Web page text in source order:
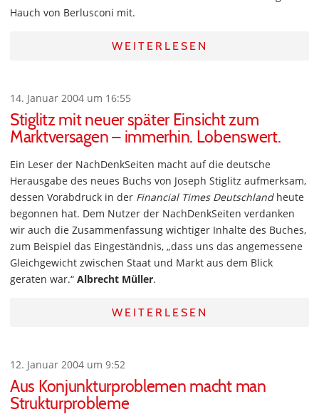
Hauch von Berlusconi mit.
WEITERLESEN
14. Januar 2004 um 16:55
Stiglitz mit neuer später Einsicht zum
Marktversagen – immerhin. Lobenswert.
Ein Leser der NachDenkSeiten macht auf die deutsche
Herausgabe des neues Buchs von Joseph Stiglitz aufmerksam,
dessen Vorabdruck in der Financial Times Deutschlandheute
begonnen hat. Dem Nutzer der NachDenkSeiten verdanken
wir auch die Zusammenfassung wichtiger Inhalte des Buches,
zum Beispiel das Eingeständnis, „dass uns das angemessene
Gleichgewicht zwischen Staat und Markt aus dem Blick
geraten war.“ Albrecht Müller.
WEITERLESEN
12. Januar 2004 um 9:52
Aus Konjunkturproblemen macht man
Strukturprobleme